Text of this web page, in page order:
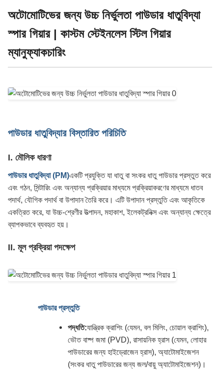
অটোমোটিভের জন্য উচ্চ নির্ভুলতা পাউডার ধাতুবিদ্যা
স্পার গিয়ার | কাস্টম স্টেইনলেস স্টিল গিয়ার
ম্যানুফ্যাকচারিং
পাউডার ধাতুবিদ্যার বিস্তারিত পরিচিতি
I. মৌলিক ধারণা
পাউডার ধাতুবিদ্যা (PM)একটি প্রযুক্তি যা ধাতু বা সংকর ধাতু পাউডার প্রস্তুত করে
এবং গঠন, সিন্টারিং এবং অন্যান্য প্রক্রিয়ার মাধ্যমে প্রক্রিয়াকরণের মাধ্যমে ধাতব
পদার্থ, যৌগিক পদার্থ বা উপাদান তৈরি করে। এটি উপাদান প্রস্তুতি এবং আকৃতিকে
একত্রিত করে, যা উচ্চ-শ্রেণীর উত্পাদন, মহাকাশ, ইলেকট্রনিক্স এবং অন্যান্য ক্ষেত্রে
ব্যাপকভাবে ব্যবহৃত হয়।
II. মূল প্রক্রিয়া পদক্ষেপ
পাউডার প্রস্তুতি
পদ্ধতি:যান্ত্রিক ক্রাশিং (যেমন, বল মিলিং, চোয়াল ক্রাশিং),
ভৌত বাষ্প জমা (PVD), রাসায়নিক হ্রাস (যেমন, লোহার
পাউডারের জন্য হাইড্রোজেন হ্রাস), অ্যাটোমাইজেশন
(সংকর ধাতু পাউডারের জন্য জল/বায়ু অ্যাটোমাইজেশন)।